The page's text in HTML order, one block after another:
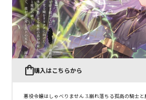
購入はこちらから
悪役令嬢はしゃべりません 3.崩れ落ちる孤高の騎士と